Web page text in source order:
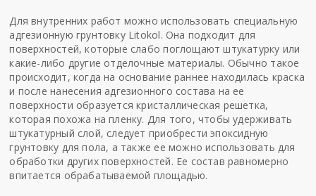
Для внутренних работ можно использовать специальную
адгезионную грунтовку Litokol. Она подходит для
поверхностей, которые слабо поглощают штукатурку или
какие-либо другие отделочные материалы. Обычно такое
происходит, когда на основание раннее находилась краска
и после нанесения адгезионного состава на ее
поверхности образуется кристаллическая решетка,
которая похожа на пленку. Для того, чтобы удерживать
штукатурный слой, следует приобрести эпоксидную
грунтовку для пола, а также ее можно использовать для
обработки других поверхностей. Ее состав равномерно
впитается обрабатываемой площадью.